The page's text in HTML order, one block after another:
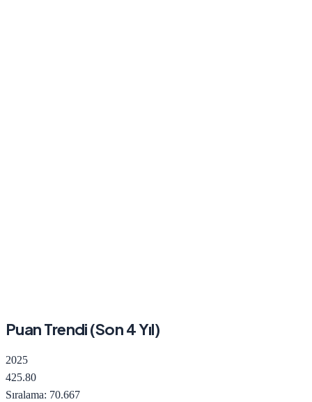
Puan Trendi (Son4Yıl)
2025
425.80
Sıralama: 70.667